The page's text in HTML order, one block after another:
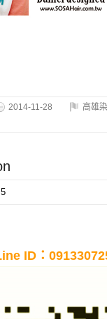
2014-11-28
高雄
5
ID：